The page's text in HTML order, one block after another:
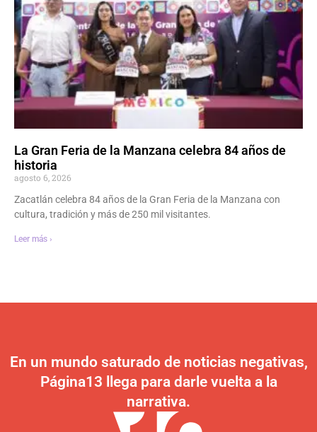
La Gran Feria de la Manzana celebra 84 años de
historia
agosto 6, 2026
Zacatlán celebra 84 años de la Gran Feria de la Manzana con
cultura, tradición y más de 250 mil visitantes.
Leer más ›
En un mundo saturado de noticias negativas,
Página13 llega para darle vuelta a la
narrativa.